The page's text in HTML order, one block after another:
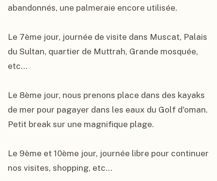
abandonnés, une palmeraie encore utilisée.
Le 7ème jour, journée de visite dans Muscat, Palais
du Sultan, quartier de Muttrah, Grande mosquée,
etc...
Le 8ème jour, nous prenons place dans des kayaks
de mer pour pagayer dans les eaux du Golf d'oman.
Petit break sur une magnifique plage.
Le 9ème et 10ème jour, journée libre pour continuer
nos visites, shopping, etc...